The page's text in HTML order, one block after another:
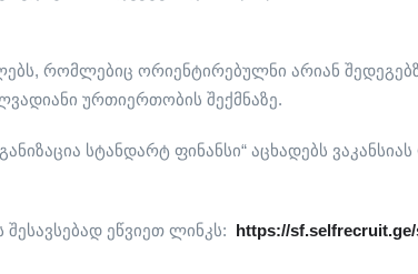
რომლებიც ორიენტირებულნი არიან
ურთიერთობის შექმნაზე.
სტანდარტ ფინანსი“ აცხადებს ვაკანსიას
ეწვიეთ ლინკს: https://